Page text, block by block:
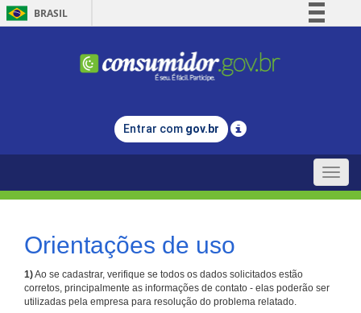
BRASIL
Comunica BR
Legislação
Entrar com gov.br
Toggle
Orientações de uso
1)Ao se cadastrar, verifique se todos os dados solicitados estão
corretos, principalmente as informações de contato - elas poderão ser
utilizadas pela empresa para resolução do problema relatado.